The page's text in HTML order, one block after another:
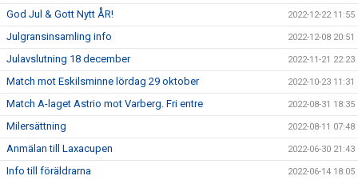
God Jul & Gott Nytt ÅR! 2022-12-22 11:55
Julgransinsamling info 2022-12-08 20:51
Julavslutning 18 december 2022-11-21 22:23
Match mot Eskilsminne lördag 29 oktober 2022-10-23 11:31
Match A-laget Astrio mot Varberg. Fri entre 2022-08-31 18:35
Milersättning 2022-08-11 07:48
Anmälan till Laxacupen 2022-06-30 21:43
Info till föräldrarna 2022-06-14 18:05